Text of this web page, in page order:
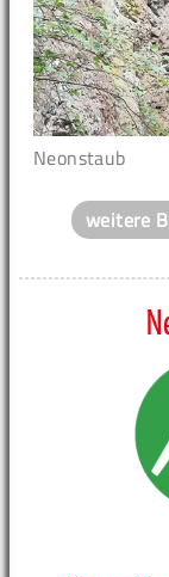
Neonstaub
weitere